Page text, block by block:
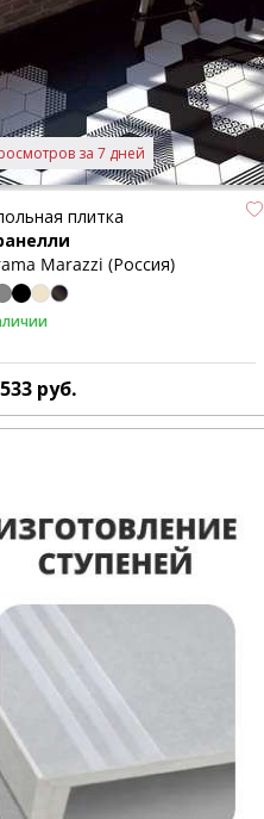
за 7 дней
плитка
Marazzi (Россия)
533 руб.